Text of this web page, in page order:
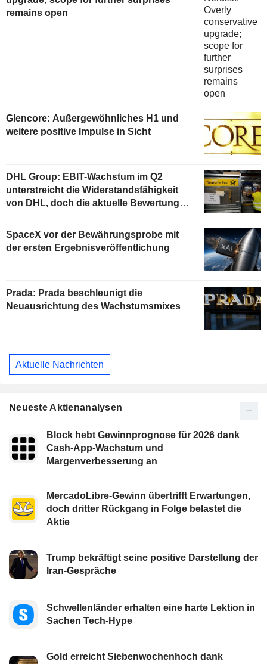
remains open
Glencore: Außergewöhnliches H1 und
weitere positive Impulse in Sicht
DHL Group: EBIT-Wachstum im Q2
unterstreicht die Widerstandsfähigkeit
von DHL, doch die aktuelle Bewertung
SpaceX vor der Bewährungsprobe mit
der ersten Ergebnisveröffentlichung
Prada: Prada beschleunigt die
Neuausrichtung des Wachstumsmixes
Aktuelle Nachrichten
Neueste Aktienanalysen
Block hebt Gewinnprognose für 2026 dank
Cash-App-Wachstum und
Margenverbesserung an
MercadoLibre-Gewinn übertrifft Erwartungen,
doch dritter Rückgang in Folge belastet die
Aktie
Trump bekräftigt seine positive Darstellung der
Iran-Gespräche
Schwellenländer erhalten eine harte Lektion in
Sachen Tech-Hype
Gold erreicht Siebenwochenhoch dank